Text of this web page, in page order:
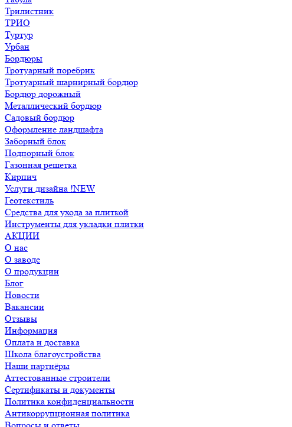
Трилистник
ТРИО
Туртур
Урбан
Бордюры
Тротуарный поребрик
Тротуарный шарнирный бордюр
Бордюр дорожный
Металлический бордюр
Садовый бордюр
Оформление ландшафта
Заборный блок
Подпорный блок
Газонная решетка
Кирпич
Услуги дизайна !NEW
Геотекстиль
Средства для ухода за плиткой
Инструменты для укладки плитки
АКЦИИ
О нас
О заводе
О продукции
Блог
Новости
Вакансии
Отзывы
Информация
Оплата и доставка
Школа благоустройства
Наши партнёры
Аттестованные строители
Сертификаты и документы
Политика конфиденциальности
Антикоррупционная политика